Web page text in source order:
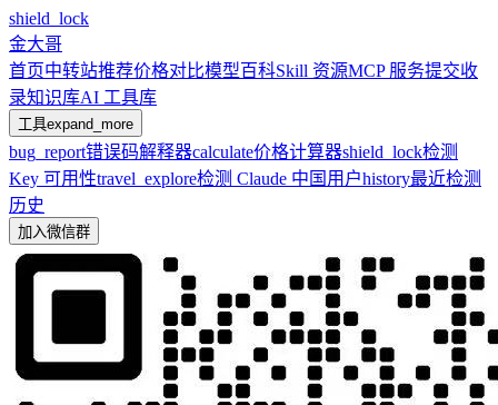
shield_lock
金大哥
首页中转站推荐价格对比模型百科Skill 资源MCP 服务提交收
录知识库AI 工具库
工具expand_more
bug_report错误码解释器calculate价格计算器shield_lock检测
Key 可用性travel_explore检测 Claude 中国用户history最近检测
历史
加入微信群